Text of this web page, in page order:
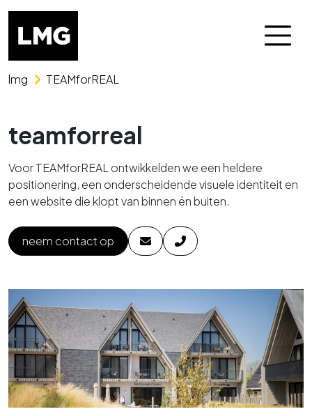
Skip naar het menu
Skip naar de content
lmg TEAMforREAL
teamforreal
Voor TEAMforREAL ontwikkelden we een heldere
positionering, een onderscheidende visuele identiteit en
een website die klopt van binnen én buiten.
neem contact op